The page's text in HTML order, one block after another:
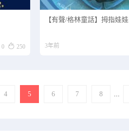
0  250
【有聲/格林童話】拇指娃娃
3年前
4 5 6 7 8 ...